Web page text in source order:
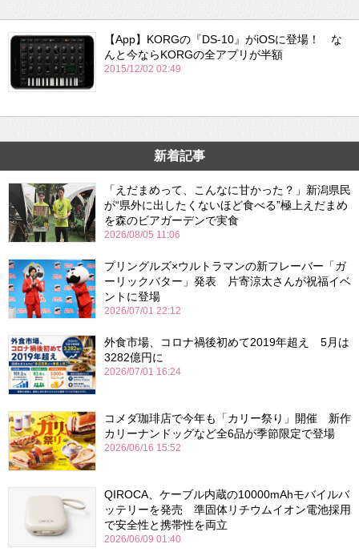
【App】KORGの『DS-10』がiOSに登場！ な
んと今ならKORGの全アプリが半額
2015/12/02 02:49
新着記事
「えだまめって、こんなに甘かった？」新潟県民
が“県外に出したくないほど食べる”極上えだまめ
を森のビアガーデンで実食
2026/08/05 11:06
プリングルズ×ウルトラマンの新フレーバー「ガ
ーリックバター」発表 片寄涼太さんが祝福イベ
ントに登場
2026/07/01 22:12
外食市場、コロナ禍後初めて2019年超え 5月は
3282億円に
2026/07/01 16:24
コメダ珈琲店で今年も「カリー祭り」開催 新作
カリーナンドッグなど全6品が季節限定で登場
2026/06/16 15:52
QIROCA、ケーブル内蔵の10000mAhモバイルバ
ッテリーを発売 準固体リチウムイオン電池採用
で安全性と携帯性を両立
2026/06/09 01:40